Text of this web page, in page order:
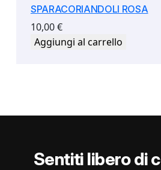
SPARACORIANDOLI ROSA
10,00€
Aggiungi al carrello
Sentiti libero di